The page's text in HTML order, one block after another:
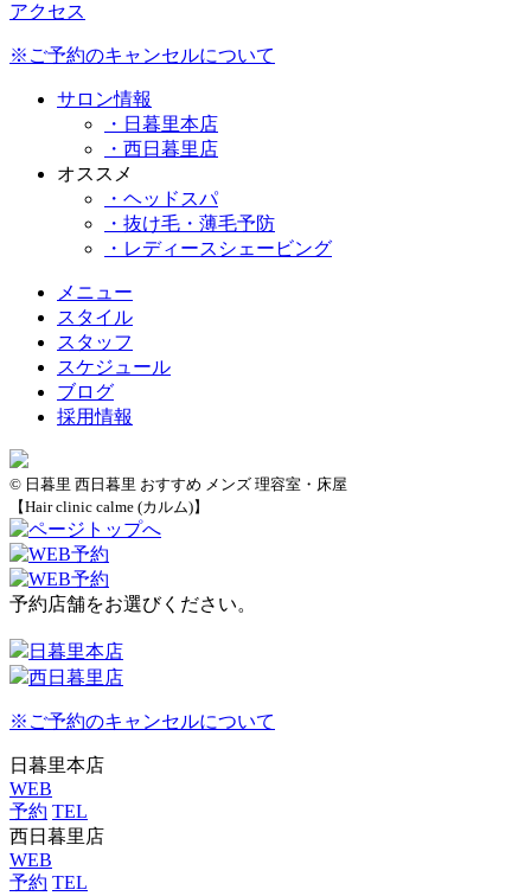
アクセス
※ご予約のキャンセルについて
サロン情報
・日暮里本店
・西日暮里店
オススメ
・ヘッドスパ
・抜け毛・薄毛予防
・レディースシェービング
メニュー
スタイル
スタッフ
スケジュール
ブログ
採用情報
© 日暮里 西日暮里 おすすめ メンズ 理容室・床屋
【Hair clinic calme (カルム)】
予約店舗をお選びください。
日暮里本店
西日暮里店
※ご予約のキャンセルについて
日暮里本店
WEB
予約 TEL
西日暮里店
WEB
予約 TEL